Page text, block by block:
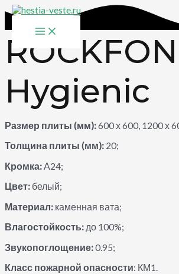
Перейти
содержимому
MAIN
MENU
ROCKFON
Hygienic
Размер плиты (мм):600 х 600, 1200 х
Толщина плиты (мм): 20;
Кромка:А24;
Цвет: белый;
Материал: каменная вата;
Влагостойкость: до 100%;
Звукопоглощение:0.95;
Класс пожарной опасности: КМ1.